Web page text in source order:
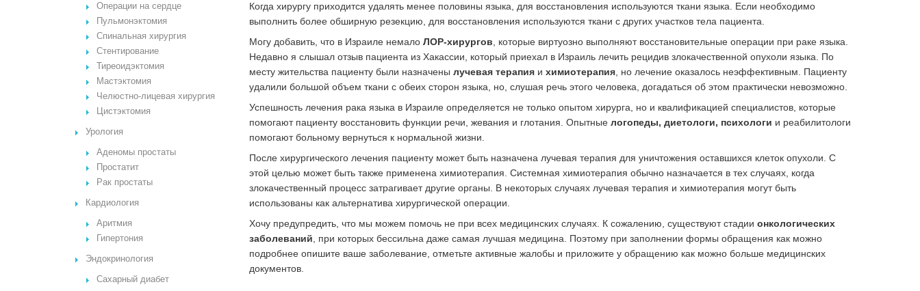
Операции на сердце
Пульмонэктомия
Спинальная хирургия
Стентирование
Тиреоидэктомия
Мастэктомия
Челюстно-лицевая хирургия
Цистэктомия
Урология
Аденомы простаты
Простатит
Рак простаты
Кардиология
Аритмия
Гипертония
Эндокринология
Сахарный диабет
Когда хирургу приходится удалять менее половины языка, для восстановления используются ткани языка. Если необходимо
выполнить более обширную резекцию, для восстановления используются ткани с других участков тела пациента.
Могу добавить, что в Израиле немало ЛОР-хирургов , которые виртуозно выполняют восстановительные операции при раке языка.
Недавно я слышал отзыв пациента из Хакассии, который приехал в Израиль лечить рецидив злокачественной опухоли языка. По
месту жительства пациенту были назначены лучевая терапия и химиотерапия , но лечение оказалось неэффективным. Пациенту
удалили большой объем ткани с обеих сторон языка, но, слушая речь этого человека, догадаться об этом практически невозможно.
Успешность лечения рака языка в Израиле определяется не только опытом хирурга, но и квалификацией специалистов, которые
помогают пациенту восстановить функции речи, жевания и глотания. Опытные логопеды, диетологи, психологи и реабилитологи
помогают больному вернуться к нормальной жизни.
После хирургического лечения пациенту может быть назначена лучевая терапия для уничтожения оставшихся клеток опухоли. С
этой целью может быть также применена химиотерапия. Системная химиотерапия обычно назначается в тех случаях, когда
злокачественный процесс затрагивает другие органы. В некоторых случаях лучевая терапия и химиотерапия могут быть
использованы как альтернатива хирургической операции.
Хочу предупредить, что мы можем помочь не при всех медицинских случаях. К сожалению, существуют стадии онкологических
заболеваний , при которых бессильна даже самая лучшая медицина. Поэтому при заполнении формы обращения как можно
подробнее опишите ваше заболевание, отметьте активные жалобы и приложите у обращению как можно больше медицинских
документов.